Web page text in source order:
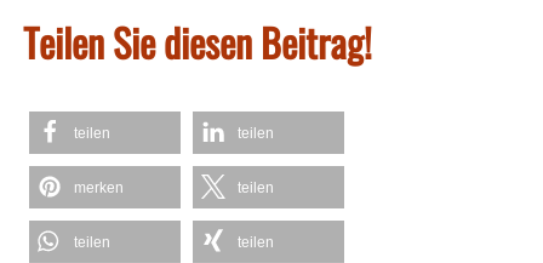
Teilen Sie diesen Beitrag!
teilen teilen
merken teilen
teilen teilen